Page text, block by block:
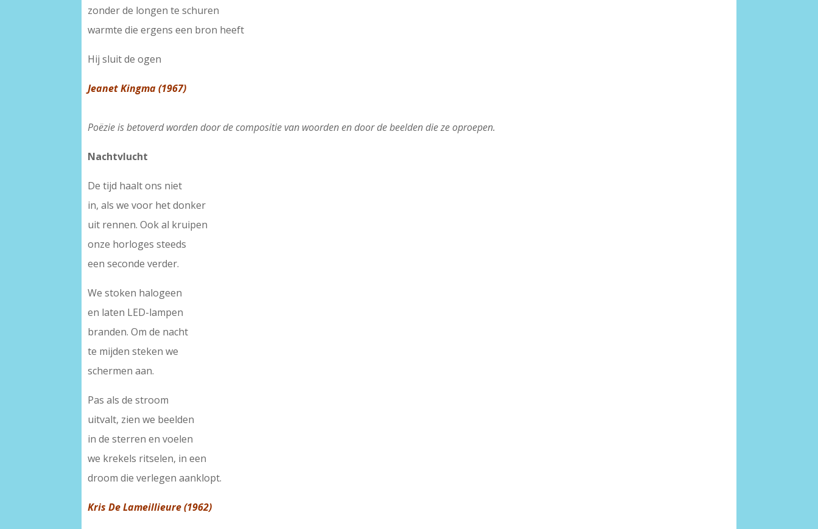
zonder de longen te schuren
warmte die ergens een bron heeft
Hij sluit de ogen
Jeanet Kingma (1967)
Poëzie is betoverd worden door de compositie van woorden en door de beelden die ze oproepen.
Nachtvlucht
De tijd haalt ons niet
in, als we voor het donker
uit rennen. Ook al kruipen
onze horloges steeds
een seconde verder.
We stoken halogeen
en laten LED-lampen
branden. Om de nacht
te mijden steken we
schermen aan.
Pas als de stroom
uitvalt, zien we beelden
in de sterren en voelen
we krekels ritselen, in een
droom die verlegen aanklopt.
Kris De Lameillieure (1962)